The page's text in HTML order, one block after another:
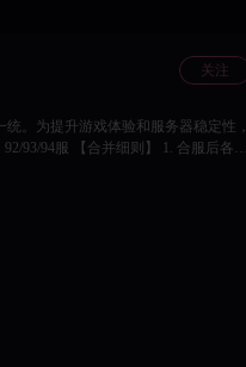
关注
。为提升游戏体验和服务器稳定性，
共图万里江山！合则力强，战则志